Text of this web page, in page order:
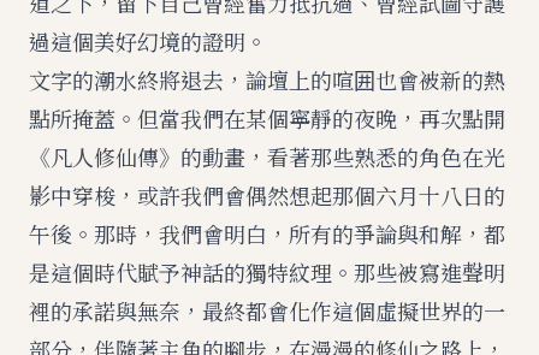
過這個美好幻境的證明。
文字的潮水終將退去，論壇上的喧囲也會被新的熱
點所掩蓋。但當我們在某個寧靜的夜晚，再次點開
《凡人修仙傳》的動畫，看著那些熟悉的角色在光
影中穿梭，或許我們會偶然想起那個六月十八日的
午後。那時，我們會明白，所有的爭論與和解，都
是這個時代賦予神話的獨特紋理。那些被寫進聲明
裡的承諾與無奈，最終都會化作這個虛擬世界的一